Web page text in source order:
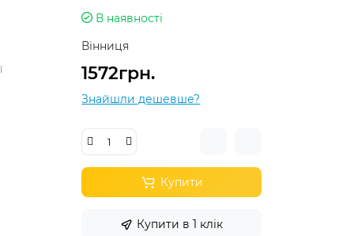
В наявності
Вінниця
1572грн.
Знайшли дешевше?
Купити
Купити в 1 клік